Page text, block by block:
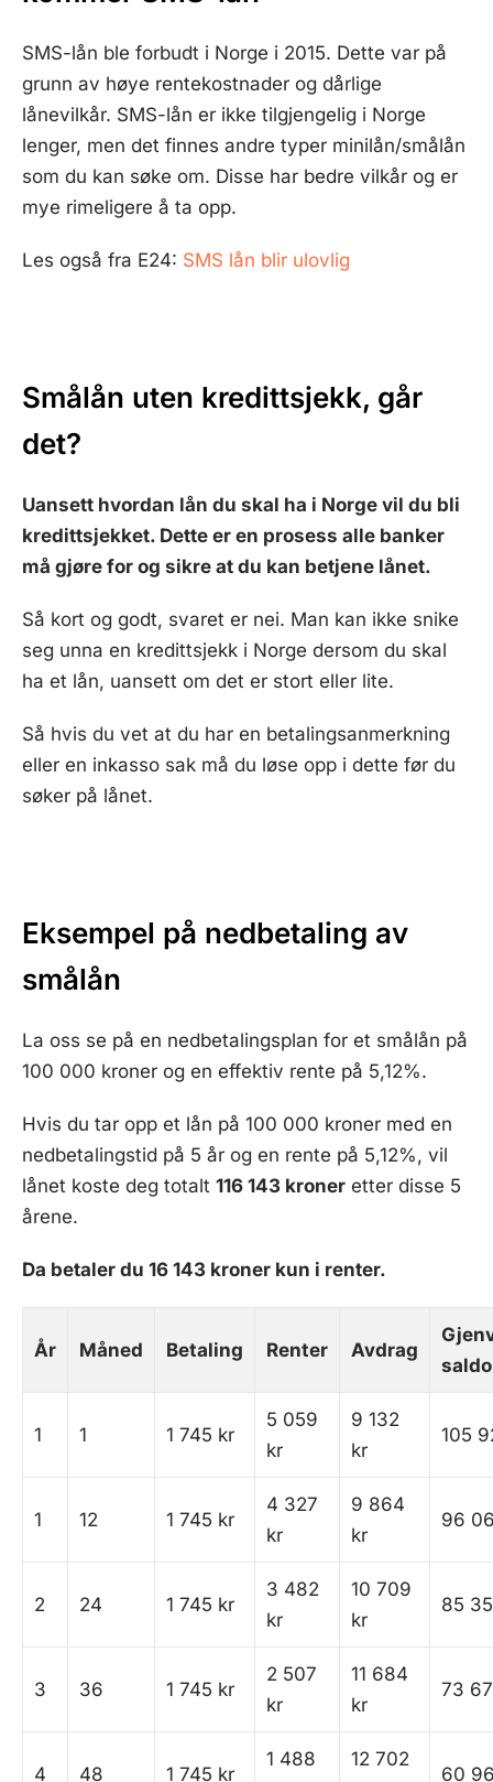
SMS-lån ble forbudt i Norge i 2015. Dette var på
grunn av høye rentekostnader og dårlige
lånevilkår. SMS-lån er ikke tilgjengelig i Norge
lenger, men det finnes andre typer minilån/smålån
som du kan søke om. Disse har bedre vilkår og er
mye rimeligere å ta opp.
Les også fra E24: SMS lån blir ulovlig
Smålån uten kredittsjekk, går
det?
Uansett hvordan lån du skal ha i Norge vil du bli
kredittsjekket. Dette er en prosess alle banker
må gjøre for og sikre at du kan betjene lånet.
Så kort og godt, svaret er nei. Man kan ikke snike
seg unna en kredittsjekk i Norge dersom du skal
ha et lån, uansett om det er stort eller lite.
Så hvis du vet at du har en betalingsanmerkning
eller en inkasso sak må du løse opp i dette før du
søker på lånet.
Eksempel på nedbetaling av
smålån
La oss se på en nedbetalingsplan for et smålån på
100 000 kroner og en effektiv rente på 5,12%.
Hvis du tar opp et lån på 100 000 kroner med en
nedbetalingstid på 5 år og en rente på 5,12%, vil
lånet koste deg totalt 116 143 kroner etter disse 5
årene.
Da betaler du 16 143 kroner kun i renter.
År Måned Betaling Renter Avdrag
saldo
1 1 1 745 kr
5 059
kr
9 132
kr
105
1 12 1 745 kr
4 327
kr
9 864
kr
96
2 24 1 745 kr
3 482
kr
10 709
kr
85
3 36 1 745 kr
2 507
kr
11 684
kr
73
4 48 1 745 kr
1 488
12 702
60